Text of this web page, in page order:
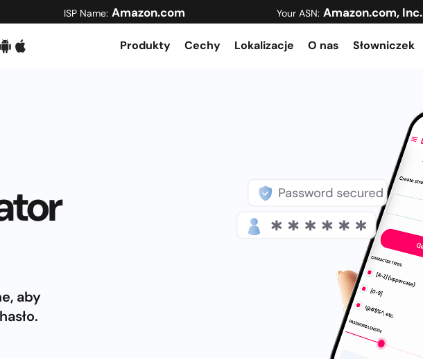
ISP Name: Amazon.com Your ASN: Amazon.com, Inc.
Produkty Cechy Lokalizacje O nas Słowniczek
aby